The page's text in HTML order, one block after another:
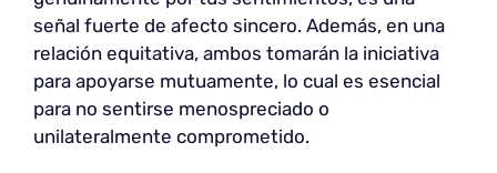
señal fuerte de afecto sincero. Además, en una
relación equitativa, ambos tomarán la iniciativa
para apoyarse mutuamente, lo cual es esencial
para no sentirse menospreciado o
unilateralmente comprometido.